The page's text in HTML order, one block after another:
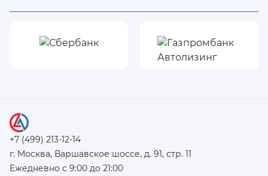
+7 (499) 213-12-14
г. Москва, Варшавское шоссе, д. 91, стр. 11
Ежедневно с 9:00 до 21:00